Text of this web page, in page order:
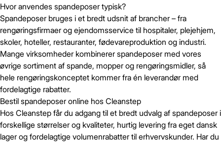
Hvor anvendes spandeposer typisk?
Spandeposer bruges i et bredt udsnit af brancher – fra
rengøringsfirmaer og ejendomsservice til hospitaler, plejehjem,
skoler, hoteller, restauranter, fødevareproduktion og industri.
Mange virksomheder kombinerer spandeposer med vores
øvrige sortiment af spande, mopper og rengøringsmidler, så
hele rengøringskonceptet kommer fra én leverandør med
fordelagtige rabatter.
Bestil spandeposer online hos Cleanstep
Hos Cleanstep får du adgang til et bredt udvalg af spandeposer i
forskellige størrelser og kvaliteter, hurtig levering fra eget dansk
lager og fordelagtige volumenrabatter til erhvervskunder. Har du
Gem Luk vindue